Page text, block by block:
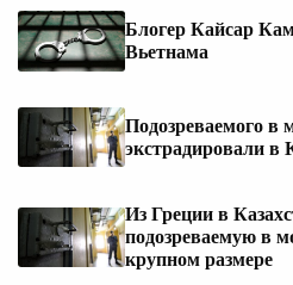
Блогер Кайсар
Вьетнама
Подозреваемого в
экстрадировали в
Из Греции в
подозреваемую в
крупном размере